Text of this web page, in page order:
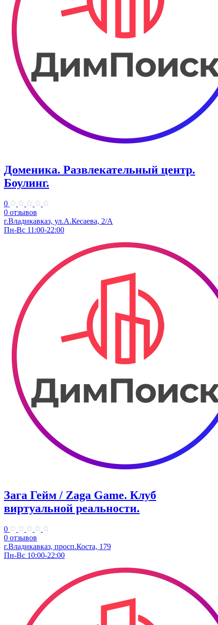
Доменика. ​Развлекательный центр.
Боулинг.
0
0 отзывов
г.Владикавказ, ул.А.Кесаева, 2/А
Пн-Вс 11:00-22:00
Зага Гейм / Zaga Game. Клуб
виртуальной реальности.
0
0 отзывов
г.Владикавказ, просп.Коста, 179
Пн-Вс 10:00-22:00